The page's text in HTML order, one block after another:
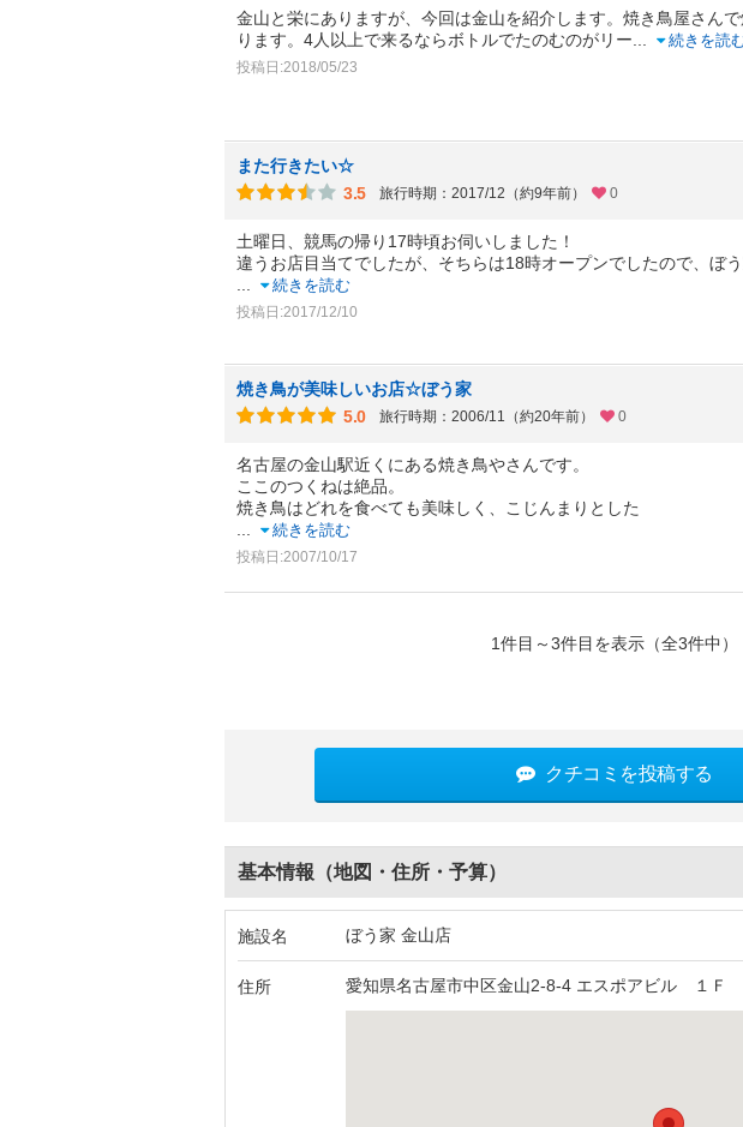
金山と栄にありますが、今回は金山を紹介します。焼き鳥屋さん
ります。4人以上で来るならボトルでたのむのがリー
続きを読
投稿日:2018/05/23
また行きたい☆
3.5
旅行時期：2017/12（約9年前） 0
土曜日、競馬の帰り17時頃お伺いしました！
違うお店目当てでしたが、そちらは18時オープンでしたので、ぼう
続きを読む
投稿日:2017/12/10
焼き鳥が美味しいお店☆ぼう家
5.0
旅行時期：2006/11（約20年前） 0
名古屋の金山駅近くにある焼き鳥やさんです。
ここのつくねは絶品。
焼き鳥はどれを食べても美味しく、こじんまりとした
続きを読む
投稿日:2007/10/17
1件目～3件目を表示（全3件中）
クチコミを投稿する
基本情報（地図・住所・予算）
施設名 ぼう家 金山店
住所 愛知県名古屋市中区金山2-8-4 エスポアビル １Ｆ